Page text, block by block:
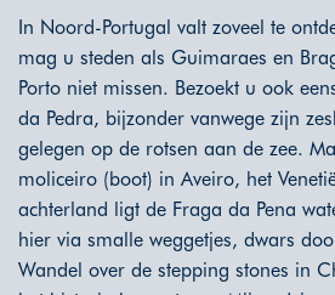
In Noord-Portugal valt zoveel te
mag u steden als Guimaraes en
Porto niet missen. Bezoekt u ook
da Pedra, bijzonder vanwege zijn
gelegen op de rotsen aan de zee.
moliceiro (boot) in Aveiro, het
achterland ligt de Fraga da Pena
hier via smalle weggetjes, dwars
Wandel over de stepping stones in